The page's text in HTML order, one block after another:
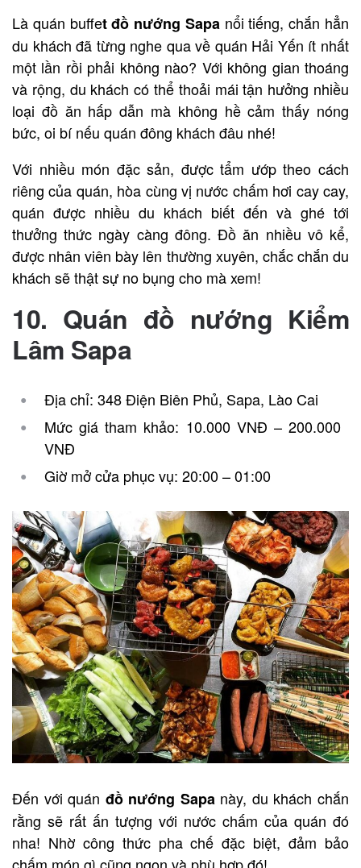
Là quán buffet đồ nướng Sapa nổi tiếng, chắn hẳn
du khách đã từng nghe qua về quán Hải Yến ít nhất
một lần rồi phải không nào? Với không gian thoáng
và rộng, du khách có thể thoải mái tận hưởng nhiều
loại đồ ăn hấp dẫn mà không hề cảm thấy nóng
bức, oi bí nếu quán đông khách đâu nhé!
Với nhiều món đặc sản, được tẩm ướp theo cách
riêng của quán, hòa cùng vị nước chấm hơi cay cay,
quán được nhiều du khách biết đến và ghé tới
thưởng thức ngày càng đông. Đồ ăn nhiều vô kể,
được nhân viên bày lên thường xuyên, chắc chắn du
khách sẽ thật sự no bụng cho mà xem!
10. Quán đồ nướng Kiểm
Lâm Sapa
Địa chỉ: 348 Điện Biên Phủ, Sapa, Lào Cai
Mức giá tham khảo: 10.000 VNĐ – 200.000
VNĐ
Giờ mở cửa phục vụ: 20:00 – 01:00
Đến với quán đồ nướng Sapa này, du khách chắn
rằng sẽ rất ấn tượng với nước chấm của quán đó
nha! Nhờ công thức pha chế đặc biệt, đảm bảo